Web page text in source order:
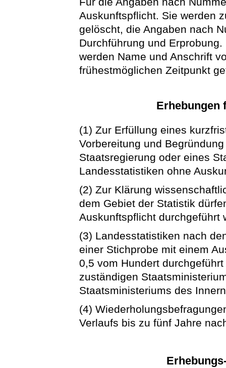
Auskunftspflicht. Sie werden
gelöscht, die Angaben nach
Durchführung und
werden Name und Anschrift
frühestmöglichen Zeitpunkt
Erhebungen
(1) Zur Erfüllung eines
Vorbereitung und
Staatsregierung oder eines
Landesstatistiken ohne
(2) Zur Klärung
dem Gebiet der Statistik
Auskunftspflicht durchgeführt
(3) Landesstatistiken nach
einer Stichprobe mit einem
0,5 vom Hundert
zuständigen
Staatsministeriums des
(4)
Verlaufs bis zu fünf Jahre